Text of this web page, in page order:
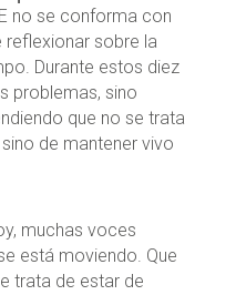
no se conforma con
reflexionar sobre la
Durante estos diez
problemas, sino
que no se trata
de mantener vivo
muchas voces
está moviendo. Que
trata de estar de